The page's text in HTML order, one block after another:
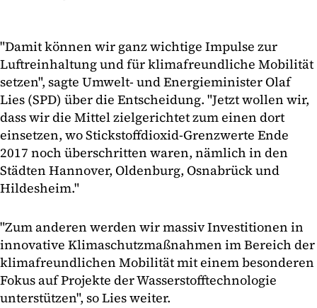
"Damit können wir ganz wichtige Impulse zur
Luftreinhaltung und für klimafreundliche Mobilität
setzen", sagte Umwelt- und Energieminister Olaf
Lies (SPD) über die Entscheidung. "Jetzt wollen wir,
dass wir die Mittel zielgerichtet zum einen dort
einsetzen, wo Stickstoffdioxid-Grenzwerte Ende
2017 noch überschritten waren, nämlich in den
Städten Hannover, Oldenburg, Osnabrück und
Hildesheim."
"Zum anderen werden wir massiv Investitionen in
innovative Klimaschutzmaßnahmen im Bereich der
klimafreundlichen Mobilität mit einem besonderen
Fokus auf Projekte der Wasserstofftechnologie
unterstützen", so Lies weiter.